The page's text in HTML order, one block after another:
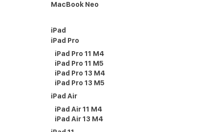
MacBook Neo
iPad
iPad Pro
iPad Pro 11 M4
iPad Pro 11 M5
iPad Pro 13 M4
iPad Pro 13 M5
iPad Air
iPad Air 11 M4
iPad Air 13 M4